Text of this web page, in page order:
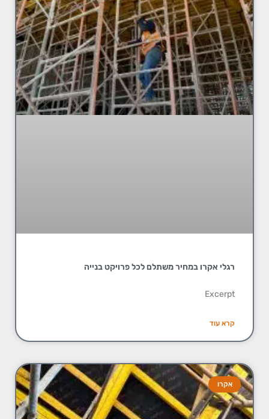
רגלי אקרו במחיר משתלם לכל פרויקט בנייה
Excerpt
קרא עוד
אקרו